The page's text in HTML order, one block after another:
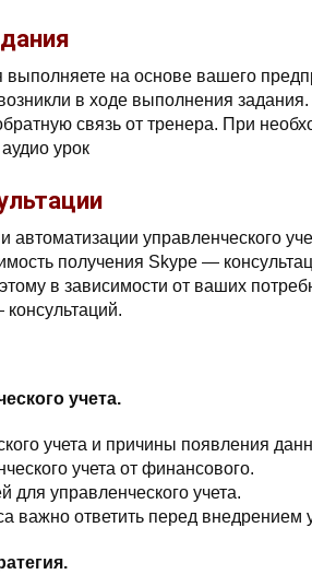
на основе вашего
в ходе выполнения
связь от тренера. При
урок
автоматизации управленческого
получения Skype —
в зависимости от ваших
учета.
учета и причины появления
учета от финансового.
для управленческого учета.
важно ответить перед внедрением